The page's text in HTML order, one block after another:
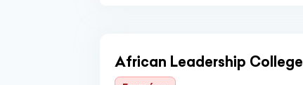
African Leadership College